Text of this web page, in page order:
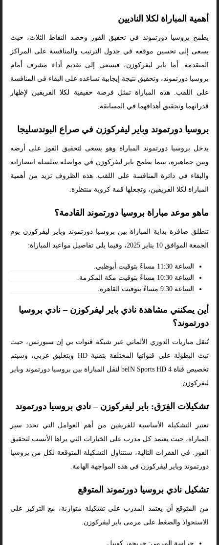
أهمية المباراة لكلا الناديين
يطمح بروسيا دورتموند في تحقيق الفوز وحصد النقاط الثلاث، حيث
يسعى إلى تحسين موقعه في جدول الترتيب والمنافسة على المراكز
المتقدمة. أما باير ليفركوزن، فيسعى إلى تقديم أداء مشرف أمام
بروسيا دورتموند، وتحقيق نتيجة إيجابية تساعده على البقاء في المنافسة
على اللقب. هذه المباراة تمثل فرصة حقيقية لكلا الفريقين لإظهار
قدراتهما وتحقيق أهدافهما في المسابقة.
بروسيا دورتموند وباير ليفركوزن في صراع البوندسليجا
يدخل بروسيا دورتموند المباراة وهو يسعى لتحقيق الفوز على أرضه
وبين جماهيره، بينما يطمح باير ليفركوزن في مواصلة سلسلة انتصاراته
والبقاء في دائرة المنافسة على اللقب. هذه الظروف تزيد من أهمية
المباراة لكلا الفريقين، وتجعلها قمة كروية منتظرة.
ماهو موعد مباراة بروسيا دورتموند القادمة؟
تنطلق صافرة بداية المباراة بين بروسيا دورتموند وباير ليفركوزن يوم
الجمعة الموافق 10 يناير 2025، وفيما يلي تفاصيل مواعيد المباراة:
الساعة 11:30 مساءً بتوقيت أبوظبي.
الساعة 10:30 مساءً بتوقيت مكة المكرمة.
الساعة 9:30 مساءً بتوقيت القاهرة.
أين يمكنني مشاهدة نادي باير ليفركوزن – نادي بروسيا
دورتموند؟
تُنقل مباريات الدوري الألماني عبر شبكة قنوات بي إن سبورتس، حيث
تبث البطولة على قنواتها المختلفة بتقنية HD وبتعليق عربي، وسيتم
تخصيص قناة beIN Sports HD 4 لنقل المباراة بين بروسيا دورتموند وباير
ليفركوزن.
تشكيلات الفِرَق: باير ليفركوزن – نادي بروسيا دورتموند
تعتبر التشكيلة الأساسية للفريقين من أهم العوامل التي تحدد سير
المباراة، حيث يعتمد كل مدرب على الخيارات التي يراها الأنسب لتحقيق
الفوز. في الفقرات التالية، سنتناول التشكيلة المتوقعة لكل من بروسيا
دورتموند وباير ليفركوزن في هذه المواجهة الهامة.
تشكيل نادي بروسيا دورتموند المتوقع
من المتوقع أن يعتمد المدرب على تشكيلة متوازنة، مع التركيز على
الاستحواذ والضغط على مرمى باير ليفركوزن.
حراسة المرمى: جريجور كوبيل